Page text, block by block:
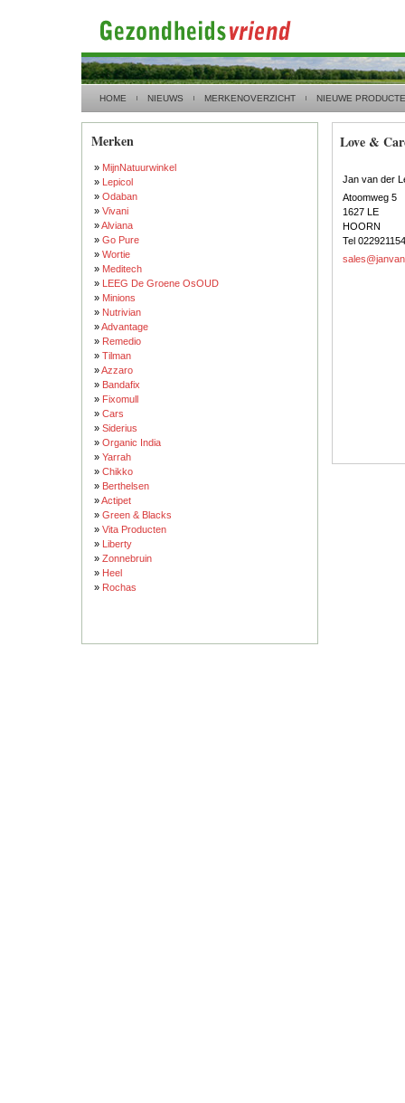
HOME NIEUWS MERKENOVERZICHT NIEUWE
Merken
» MijnNatuurwinkel
» Lepicol
» Odaban
» Vivani
»Alviana
» Go Pure
» Wortie
» Meditech
» LEEG De Groene OsOUD
» Minions
» Nutrivian
»Advantage
» Remedio
» Tilman
»Azzaro
» Bandafix
» Fixomull
» Cars
» Siderius
» Organic India
» Yarrah
» Chikko
» Berthelsen
»Actipet
» Green & Blacks
» Vita Producten
» Liberty
» Zonnebruin
» Heel
» Rochas
Love &
Jan van der
Atoomweg 5
1627 LE
HOORN
Tel